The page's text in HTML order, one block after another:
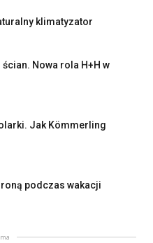
klimatyzator
Nowa rola H+H w
Jak Kömmerling
podczas wakacji